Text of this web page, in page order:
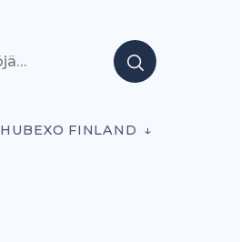
HUBEXO FINLAND